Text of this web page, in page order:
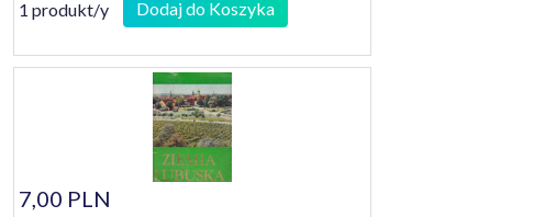
1 produkt/y Dodaj do Koszyka
7,00 PLN